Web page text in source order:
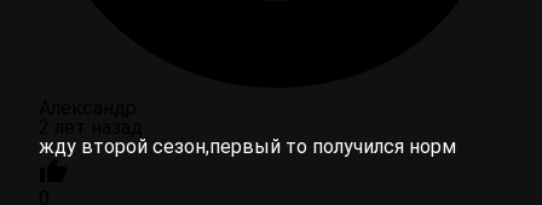
жду второй сезон,первый то получился норм